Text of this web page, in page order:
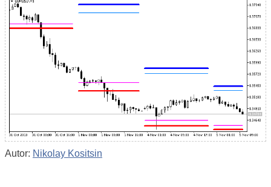
Autor: Nikolay Kositsin